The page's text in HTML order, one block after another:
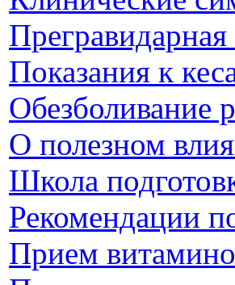
Прегравидарная
Показания к
Обезболивание
О полезном
Школа
Рекомендации
Прием